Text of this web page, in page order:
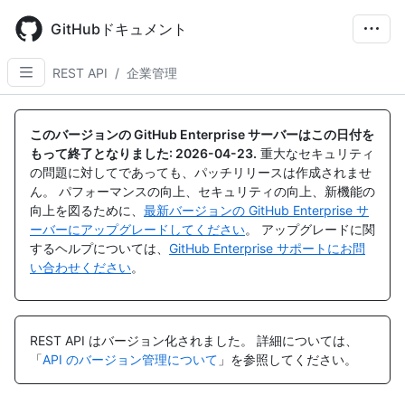
main
content
GitHubドキュメント
REST API / 企業管理
このバージョンの GitHub Enterprise サーバーはこの日付を
もって終了となりました: 2026-04-23. 重大なセキュリティ
の問題に対してであっても、パッチリリースは作成されませ
ん。 パフォーマンスの向上、セキュリティの向上、新機能の
向上を図るために、 最新バージョンの GitHub Enterprise サ
ーバーにアップグレードしてください。 アップグレードに関
するヘルプについては、 GitHub Enterprise サポートにお問
い合わせください。
REST API はバージョン化されました。
詳細については、
「API のバージョン管理について 」を参照してください。